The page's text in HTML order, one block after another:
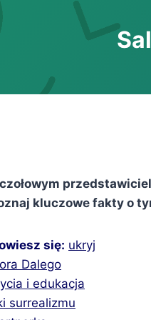
kluczowe fakty o
się: ukryj
Dalego
i edukacja
surrealizmu